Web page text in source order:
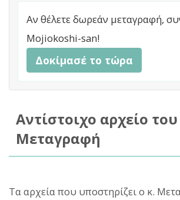
Αν θέλετε δωρεάν μεταγραφή,
Mojiokoshi-san!
Δοκίμασέ το τώρα
Αντίστοιχο αρχείο
Μεταγραφή
Τα αρχεία που υποστηρίζει ο κ.